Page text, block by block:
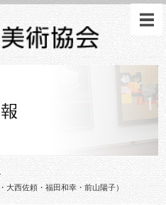
西佐頼・福田和幸・前山陽子）